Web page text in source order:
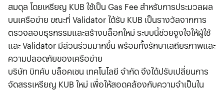
สมดุล โดยเหรียญ KUB ใช้เป็น Gas Fee สำหรับการประมวลผล
บนเครือข่าย ขณะที่ Validator ได้รับ KUB เป็นรางวัลจากการ
ตรวจสอบธุรกรรมและสร้างบล็อกใหม่ ระบบนี้ช่วยจูงใจให้ผู้ใช้
และ Validator มีส่วนร่วมมากขึ้น พร้อมทั้งรักษาเสถียรภาพและ
ความปลอดภัยของเครือข่าย
บริษัท บิทคับ บล็อคเชน เทคโนโลยี จำกัด จึงได้ปรับเปลี่ยนการ
จัดสรรเหรียญ KUB ใหม่ เพื่อให้สอดคล้องกับความจำเป็นใน